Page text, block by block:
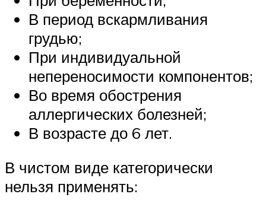
В период вскармливания
грудью;
При индивидуальной
непереносимости компонентов;
Во время обострения
аллергических болезней;
В возрасте до 6 лет.
В чистом виде категорически
нельзя применять: